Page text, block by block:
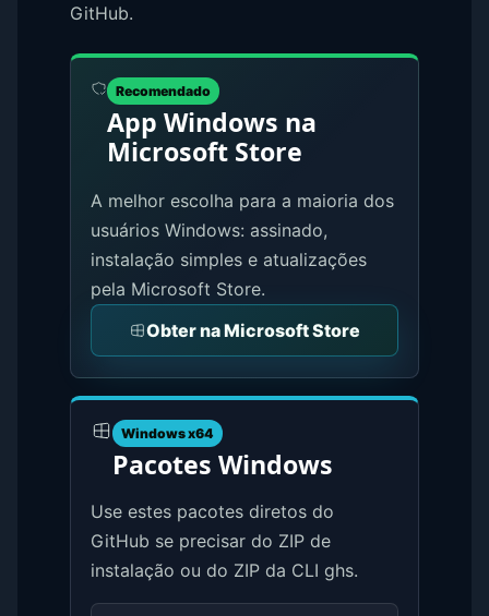
GitHub.
Recomendado
App Windows na
Microsoft Store
A melhor escolha para a maioria dos
usuários Windows: assinado,
instalação simples e atualizações
pela Microsoft Store.
Obter na Microsoft Store
Windows x64
Pacotes Windows
Use estes pacotes diretos do
GitHub se precisar do ZIP de
instalação ou do ZIP da CLI ghs.